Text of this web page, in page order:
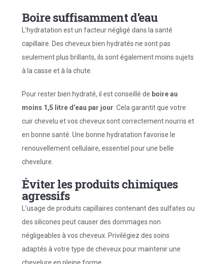
Boire suffisamment d’eau
L’hydratation est un facteur négligé dans la santé
capillaire. Des cheveux bien hydratés ne sont pas
seulement plus brillants, ils sont également moins sujets
à la casse et à la chute.
Pour rester bien hydraté, il est conseillé de boire au
moins 1,5 litre d’eau par jour . Cela garantit que votre
cuir chevelu et vos cheveux sont correctement nourris et
en bonne santé. Une bonne hydratation favorise le
renouvellement cellulaire, essentiel pour une belle
chevelure.
Éviter les produits chimiques
agressifs
L’usage de produits capillaires contenant des sulfates ou
des silicones peut causer des dommages non
négligeables à vos cheveux. Privilégiez des soins
adaptés à votre type de cheveux pour maintenir une